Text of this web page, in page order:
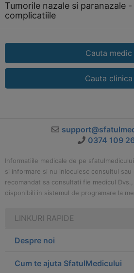
Tumorile nazale si paranazale
complicatiile
Cauta medic
Cauta clinica
0374 109
Informatiile medicale de pe
si informare si nu inlocuiesc consultul sau
recomandat sa consultati fie medicul
disponibili in sistemul de programare la
LINKURI RAPIDE
Despre noi
Cum te ajuta SfatulMedicului